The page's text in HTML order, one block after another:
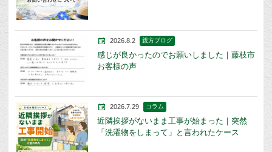
2026.8.2 親方ブログ
感じが良かったのでお願いしました｜藤枝市
お客様の声
2026.7.29 コラム
近隣挨拶がないまま工事が始まった｜突然
「洗濯物をしまって」と言われたケース